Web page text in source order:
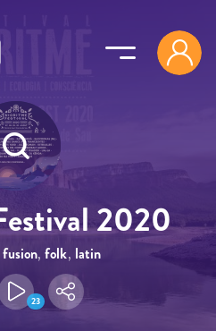
2020
fusion, folk, latin
23